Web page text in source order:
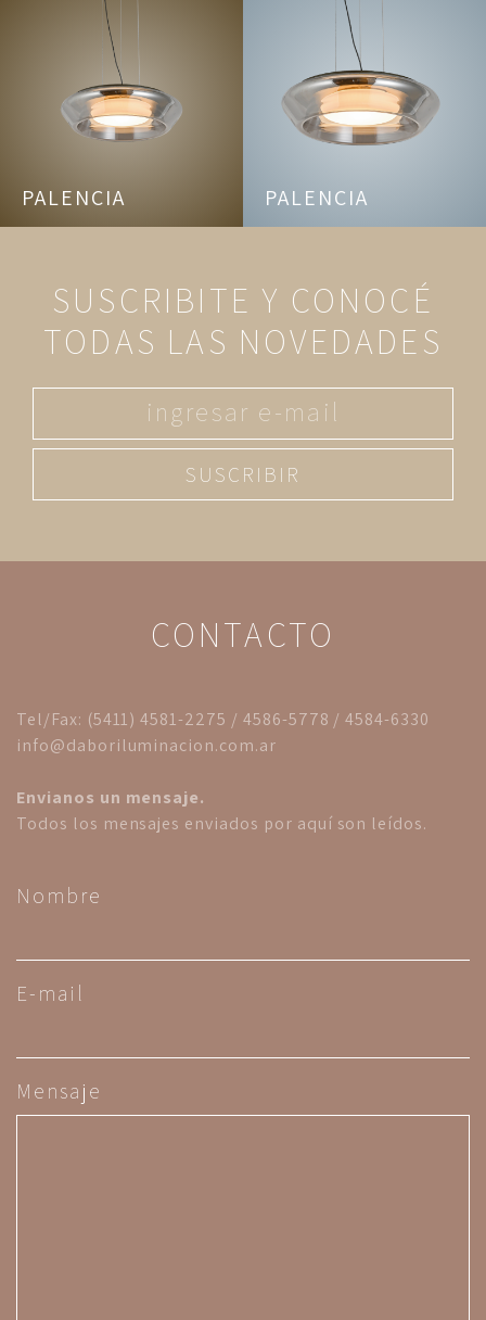
PALENCIA PALENCIA
SUSCRIBITE Y CONOCÉ
TODAS LAS NOVEDADES
SUSCRIBIR
CONTACTO
Tel/Fax: (5411) 4581-2275 / 4586-5778 / 4584-6330
info@daboriluminacion.com.ar
Envianos un mensaje.
Todos los mensajes enviados por aquí son leídos.
Nombre
E-mail
Mensaje